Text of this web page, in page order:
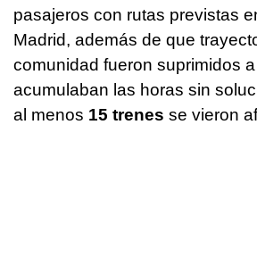
pasajeros con rutas previstas
Madrid, además de que
comunidad fueron suprimidos
acumulaban las horas sin
al menos 15 trenes se vieron